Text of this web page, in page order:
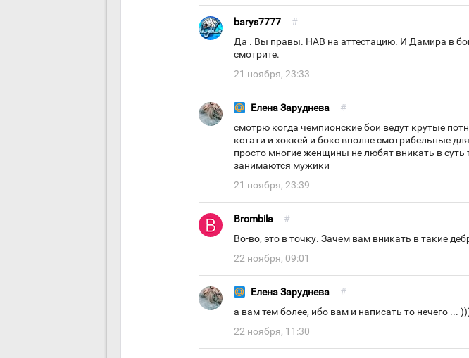
barys7777 #
Да . Вы правы. НАВ на аттестацию. И Дамира в
смотрите.
21 ноября, 23:33
Елена Заруднева #
смотрю когда чемпионские бои ведут крутые
кстати и хоккей и бокс вполне смотрибельные
просто многие женщины не любят вникать в суть
занимаются мужики
21 ноября, 23:39
Brombila #
Во-во, это в точку. Зачем вам вникать в такие
22 ноября, 09:01
Елена Заруднева #
а вам тем более, ибо вам и написать то нечего ...
22 ноября, 11:30